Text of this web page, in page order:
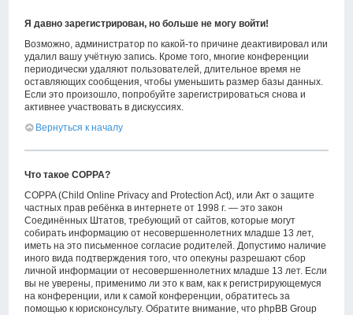
Я давно зарегистрирован, но больше не могу войти!
Возможно, администратор по какой-то причине деактивировал или
удалил вашу учётную запись. Кроме того, многие конференции
периодически удаляют пользователей, длительное время не
оставляющих сообщения, чтобы уменьшить размер базы данных.
Если это произошло, попробуйте зарегистрироваться снова и
активнее участвовать в дискуссиях.
Вернуться к началу
Что такое COPPA?
COPPA (Child Online Privacy and Protection Act), или Акт о защите
частных прав ребёнка в интернете от 1998 г. — это закон
Соединённых Штатов, требующий от сайтов, которые могут
собирать информацию от несовершеннолетних младше 13 лет,
иметь на это письменное согласие родителей. Допустимо наличие
иного вида подтверждения того, что опекуны разрешают сбор
личной информации от несовершеннолетних младше 13 лет. Если
вы не уверены, применимо ли это к вам, как к регистрирующемуся
на конференции, или к самой конференции, обратитесь за
помощью к юрисконсульту. Обратите внимание, что phpBB Group